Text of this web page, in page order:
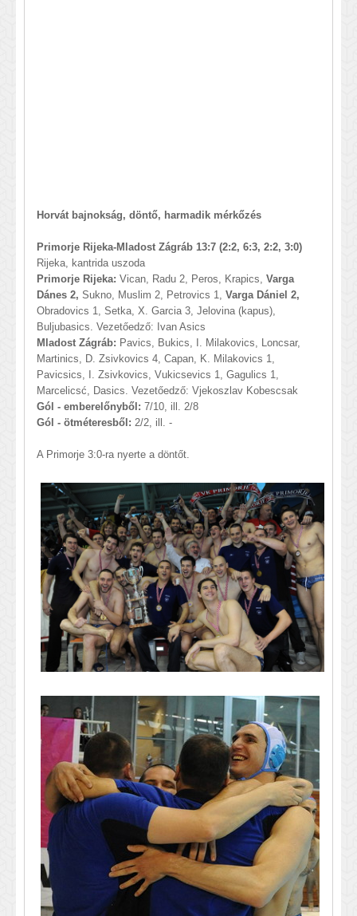
Horvát bajnokság, döntő, harmadik mérkőzés
Primorje Rijeka-Mladost Zágráb 13:7 (2:2, 6:3, 2:2, 3:0)
Rijeka, kantrida uszoda
Primorje Rijeka: Vican, Radu 2, Peros, Krapics, Varga
Dánes 2, Sukno, Muslim 2, Petrovics 1, Varga Dániel 2,
Obradovics 1, Setka, X. Garcia 3, Jelovina (kapus),
Buljubasics. Vezetőedző: Ivan Asics
Mladost Zágráb: Pavics, Bukics, I. Milakovics, Loncsar,
Martinics, D. Zsivkovics 4, Capan, K. Milakovics 1,
Pavicsics, I. Zsivkovics, Vukicsevics 1, Gagulics 1,
Marcelicsć, Dasics. Vezetőedző: Vjekoszlav Kobescsak
Gól - emberelőnyből: 7/10, ill. 2/8
Gól - ötméteresből: 2/2, ill. -
A Primorje 3:0-ra nyerte a döntőt.